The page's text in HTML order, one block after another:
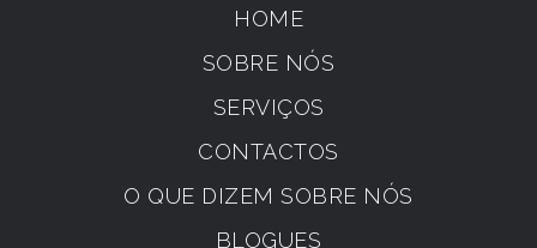
HOME
SOBRE NÓS
SERVIÇOS
CONTACTOS
O QUE DIZEM SOBRE NÓS
BLOGUES